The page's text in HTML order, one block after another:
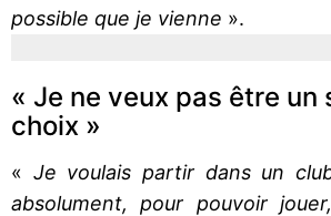
possible que je vienne ».
« Je ne veux pas être un
choix »
« Je voulais partir dans un
absolument, pour pouvoir